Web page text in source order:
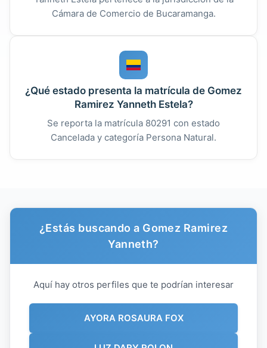
Cámara de Comercio de Bucaramanga.
¿Qué estado presenta la matrícula de Gomez
Ramirez Yanneth Estela?
Se reporta la matrícula 80291 con estado
Cancelada y categoría Persona Natural.
¿Estás buscando a Gomez Ramirez
Yanneth?
Aquí hay otros perfiles que te podrían interesar
AYORA ROSAURA FOX